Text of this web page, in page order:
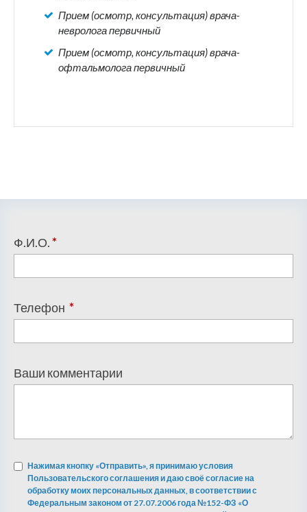
Прием (осмотр, консультация) врача-
невролога первичный
Прием (осмотр, консультация) врача-
офтальмолога первичный
Ф.И.О.*
Телефон *
Ваши комментарии
Нажимая кнопку «Отправить», я принимаю условия
Пользовательского соглашения и даю своё согласие на
обработку моих персональных данных, в соответствии с
Федеральным законом от 27.07.2006 года №152-ФЗ «О